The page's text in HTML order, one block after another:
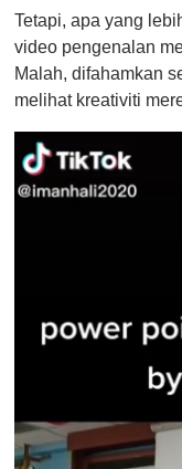
Tetapi, apa yang
video pengenalan
Malah, difahamkan
melihat kreativiti